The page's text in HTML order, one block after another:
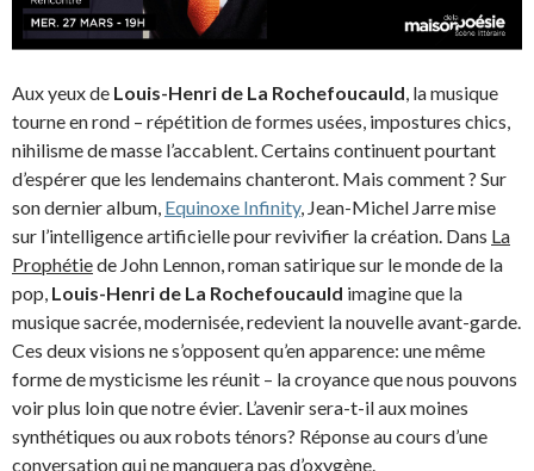
Aux yeux de Louis-Henri de La Rochefoucauld , la musique
tourne en rond – répétition de formes usées, impostures chics,
nihilisme de masse l’accablent. Certains continuent pourtant
d’espérer que les lendemains chanteront. Mais comment ? Sur
son dernier album, Equinoxe Infinity, Jean-Michel Jarre mise
sur l’intelligence artificielle pour revivifier la création. Dans La
Prophétiede John Lennon, roman satirique sur le monde de la
pop, Louis-Henri de La Rochefoucauld imagine que la
musique sacrée, modernisée, redevient la nouvelle avant-garde.
Ces deux visions ne s’opposent qu’en apparence: une même
forme de mysticisme les réunit – la croyance que nous pouvons
voir plus loin que notre évier. L’avenir sera-t-il aux moines
synthétiques ou aux robots ténors? Réponse au cours d’une
conversation qui ne manquera pas d’oxygène.